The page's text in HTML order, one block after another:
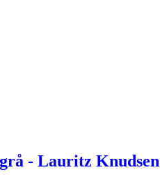
- Lauritz Knudsen